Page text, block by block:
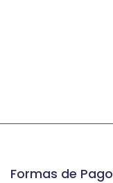
Formas de Pago